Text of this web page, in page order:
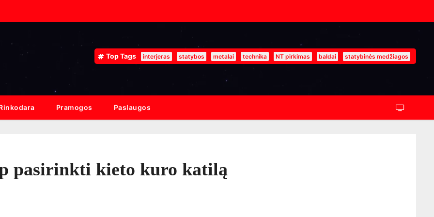
Top Tags interjeras statybos metalai technika NT pirkimas baldai statybinės medžiagos
Pramogos Paslaugos
pasirinkti kieto kuro katilą